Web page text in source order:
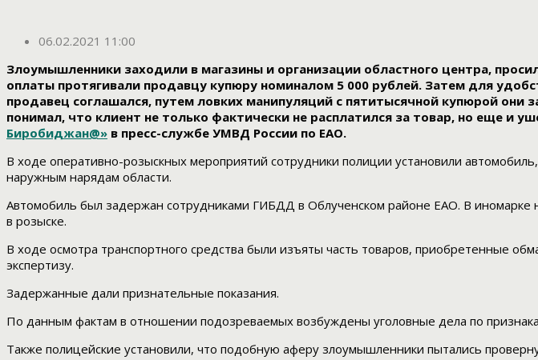
06.02.2021 11:00
Злоумышленники заходили в магазины и организации областного центра,
оплаты протягивали продавцу купюру номиналом 5 000 рублей. Затем для
продавец соглашался, путем ловких манипуляций с пятитысячной купюрой
понимал, что клиент не только фактически не расплатился за товар, но еще и
Биробиджан@» в пресс-службе УМВД России по ЕАО.
В ходе оперативно-розыскных мероприятий сотрудники полиции установили
наружным нарядам области.
Автомобиль был задержан сотрудниками ГИБДД в Облученском районе ЕАО. В иномарке
в розыске.
В ходе осмотра транспортного средства были изъяты часть товаров, приобретенные
экспертизу.
Задержанные дали признательные показания.
По данным фактам в отношении подозреваемых возбуждены уголовные дела по
Также полицейские установили, что подобную аферу злоумышленники пытались